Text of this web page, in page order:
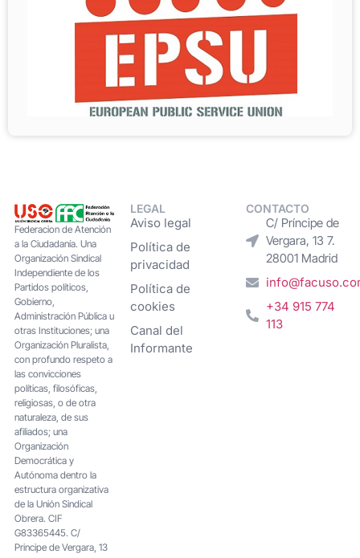
Federacion de Atención
a la Ciudadanía. Una
Organización Sindical
Independiente de los
Partidos políticos,
Gobierno,
Administración Pública u
otras Instituciones; una
Organización Pluralista,
con profundo respeto a
las convicciones
políticas, filosóficas,
religiosas, o de otra
naturaleza, de sus
afiliados; una
Organización
Democrática y
Autónoma dentro la
estructura organizativa
de la Unión Sindical
Obrera. CIF
G83365445. C/
Principe de Vergara, 13
LEGAL
Aviso legal
Política de
privacidad
Política de
cookies
Canal del
Informante
CONTACTO
C/ Príncipe de
Vergara, 13 7.
28001 Madrid
+34 915 774
113